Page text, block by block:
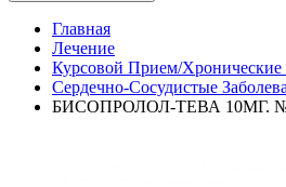
Главная
Лечение
Курсовой Прием/Хронические
Сердечно-Сосудистые
БИСОПРОЛОЛ-ТЕВА 10МГ.